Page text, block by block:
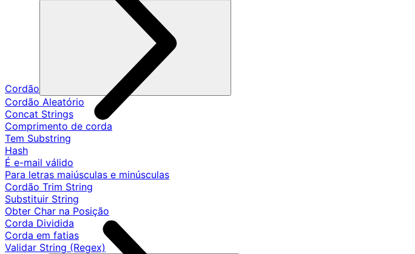
Cordão
Cordão Aleatório
Concat Strings
Comprimento de corda
Tem Substring
Hash
É e-mail válido
Para letras maiúsculas e minúsculas
Cordão Trim String
Substituir String
Obter Char na Posição
Corda Dividida
Corda em fatias
Validar String (Regex)